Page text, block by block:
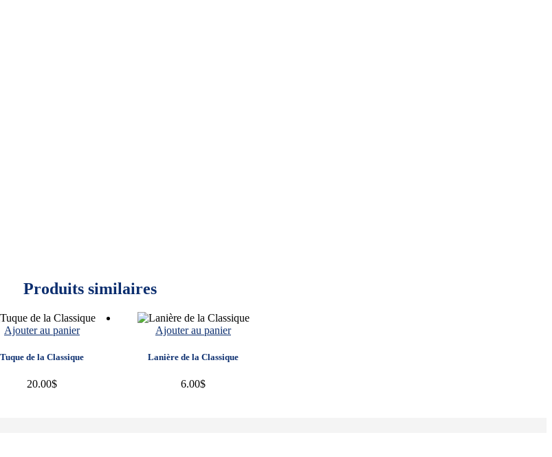
Produits similaires
Ajouter au panier
Tuque de la Classique
20.00$
Ajouter au panier
Lanière de la Classique
6.00$